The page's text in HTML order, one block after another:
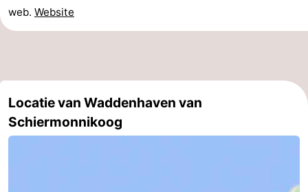
Contact
web. Website
Locatie van Waddenhaven van
Schiermonnikoog